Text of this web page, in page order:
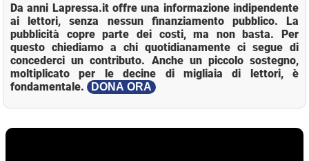
Da anni Lapressa.it offre una informazione indipendente
ai lettori, senza nessun finanziamento pubblico. La
pubblicità copre parte dei costi, ma non basta. Per
questo chiediamo a chi quotidianamente ci segue di
concederci un contributo. Anche un piccolo sostegno,
moltiplicato per le decine di migliaia di lettori, è
fondamentale.
DONA ORA